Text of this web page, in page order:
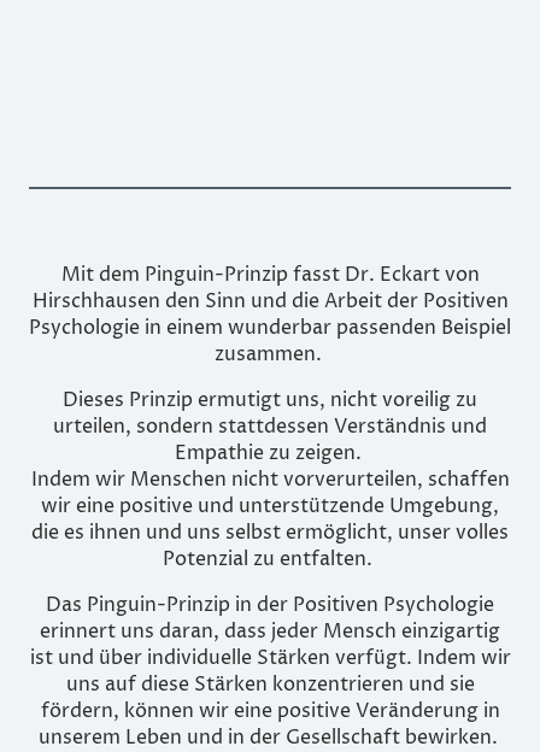
Mit dem Pinguin-Prinzip fasst Dr. Eckart von
Hirschhausen den Sinn und die Arbeit der Positiven
Psychologie in einem wunderbar passenden Beispiel
zusammen.
Dieses Prinzip ermutigt uns, nicht voreilig zu
urteilen, sondern stattdessen Verständnis und
Empathie zu zeigen.
Indem wir Menschen nicht vorverurteilen, schaffen
wir eine positive und unterstützende Umgebung,
die es ihnen und uns selbst ermöglicht, unser volles
Potenzial zu entfalten.
Das Pinguin-Prinzip in der Positiven Psychologie
erinnert uns daran, dass jeder Mensch einzigartig
ist und über individuelle Stärken verfügt. Indem wir
uns auf diese Stärken konzentrieren und sie
fördern, können wir eine positive Veränderung in
unserem Leben und in der Gesellschaft bewirken.